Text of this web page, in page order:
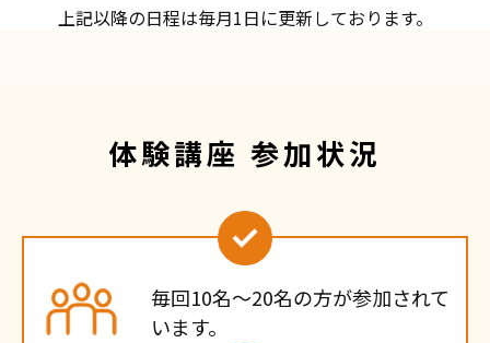
上記以降の日程は毎月1日に更新しております。
体験講座 参加状況
毎回10名〜20名の方が参加されて
います。